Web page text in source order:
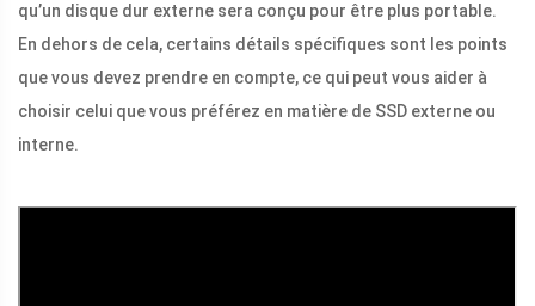
qu’un disque dur externe sera conçu pour être plus portable.
En dehors de cela, certains détails spécifiques sont les points
que vous devez prendre en compte, ce qui peut vous aider à
choisir celui que vous préférez en matière de SSD externe ou
interne.